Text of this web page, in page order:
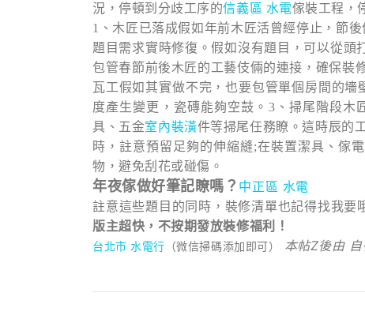
況，停頓到分歧工序的信義區 水電傢裝工程，
1、木匠已落成假如年前木匠活曾經停止，節
題目需求實時修復。假如沒有題目，可以從頭
包管春節前後木匠的工藝伎倆的連接，確保裝
瓦工假如其實做不完，也要包管單個房間的
度產生變更，瓷磚能夠空鼓。 3、掃尾階段木
具、五金室內裝潢件等掃尾任務瞭。這時辰的
時，註意預留足夠的伸縮縫;在裝置潔具、傢電
物，避免刮花或碰傷。
年夜傢做好筆記瞭嗎？ 中正區 水電
註意這些題目的同時，裝修清單也記得找我要
版主超快，不按期發放裝修福利！
台北市 水電行 （微信掃碼添加即可） 本帖Z後由